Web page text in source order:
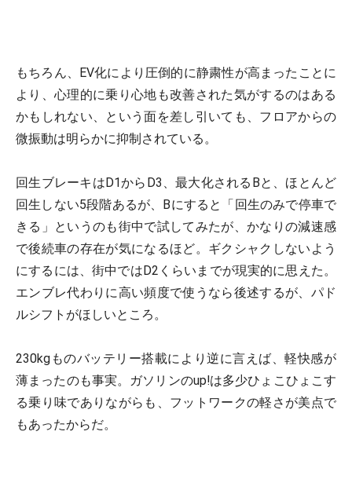
もちろん、EV化により圧倒的に静粛性が高まったことに
より、心理的に乗り心地も改善された気がするのはある
かもしれない、という面を差し引いても、フロアからの
微振動は明らかに抑制されている。
回生ブレーキはD1からD3、最大化されるBと、ほとんど
回生しない5段階あるが、Bにすると「回生のみで停車で
きる」というのも街中で試してみたが、かなりの減速感
で後続車の存在が気になるほど。ギクシャクしないよう
にするには、街中ではD2くらいまでが現実的に思えた。
エンブレ代わりに高い頻度で使うなら後述するが、パド
ルシフトがほしいところ。
230kgものバッテリー搭載により逆に言えば、軽快感が
薄まったのも事実。ガソリンのup!は多少ひょこひょこす
る乗り味でありながらも、フットワークの軽さが美点で
もあったからだ。